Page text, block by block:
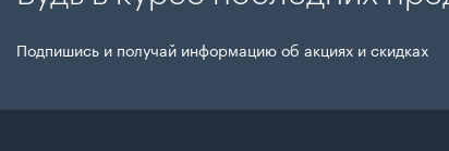
Подпишись и получай информацию об акциях и скидках